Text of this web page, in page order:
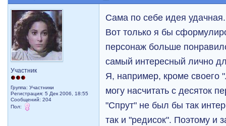
Участник
Группа: Участники
Регистрация: 5 Дек 2006, 18:55
Сообщений: 204
Пол:
Сама по себе идея удачная.
Вот только я бы
персонаж больше
самый интересный лично
Я, например, кроме своего
могу насчитать с десяток
"Спрут" не был бы так
так и "редисок". Поэтому и